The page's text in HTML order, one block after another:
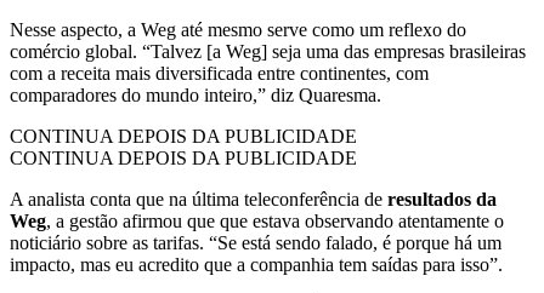
Nesse aspecto, a Weg até mesmo serve como um reflexo do
comércio global. “Talvez [a Weg] seja uma das empresas brasileiras
com a receita mais diversificada entre continentes, com
comparadores do mundo inteiro,” diz Quaresma.
CONTINUA DEPOIS DA PUBLICIDADE
CONTINUA DEPOIS DA PUBLICIDADE
A analista conta que na última teleconferência de resultados da
Weg, a gestão afirmou que que estava observando atentamente o
noticiário sobre as tarifas. “Se está sendo falado, é porque há um
impacto, mas eu acredito que a companhia tem saídas para isso”.